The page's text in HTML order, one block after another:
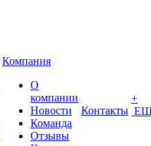
Компания
О
компании
Новости
Команда
Отзывы
Контакты
+